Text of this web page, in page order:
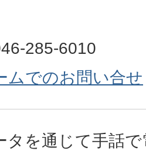
285-6010
ムでのお問い合せ
タを通じて手話